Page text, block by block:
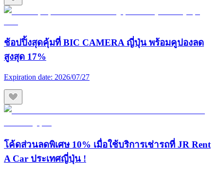
ช้อปปิ้งสุดคุ้มที่ BIC CAMERA ญี่ปุ่น พร้อมคูปองลด
สูงสุด 17%
Expiration date: 2026/07/27
โค้ดส่วนลดพิเศษ 10% เมื่อใช้บริการเช่ารถที่ JR Rent
A Car ประเทศญี่ปุ่น !